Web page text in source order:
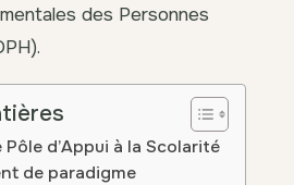
des Personnes
d’Appui à la Scolarité
de paradigme